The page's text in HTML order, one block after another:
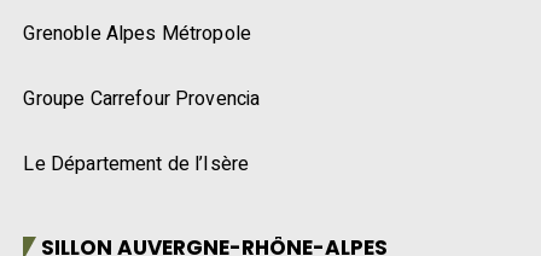
Grenoble Alpes Métropole
Groupe Carrefour Provencia
Le Département de l’Isère
SILLON AUVERGNE-RHÔNE-ALPES